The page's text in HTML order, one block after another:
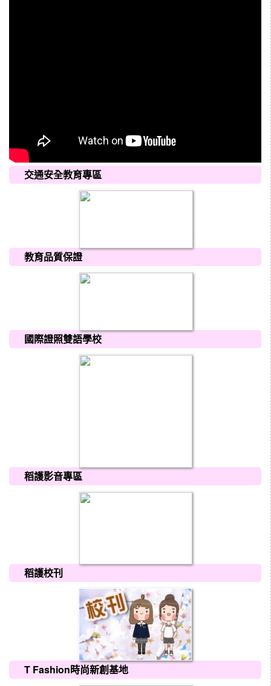
交通安全教育專區
教育品質保證
國際證照雙語學校
稻護影音專區
稻護校刊
T Fashion時尚新創基地